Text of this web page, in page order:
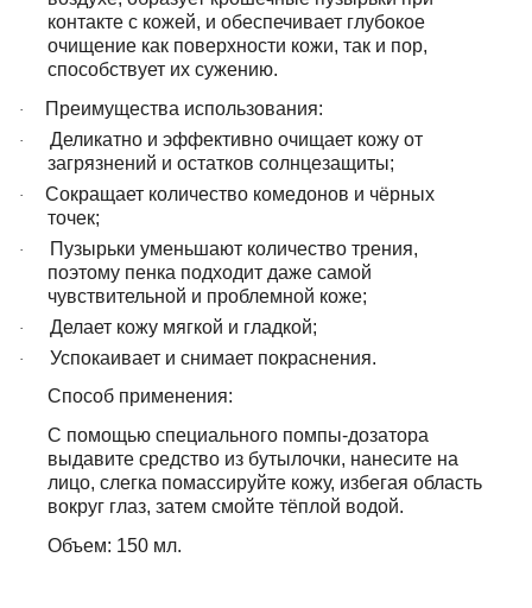
контакте с кожей, и обеспечивает глубокое
очищение как поверхности кожи, так и пор,
способствует их сужению.
· Преимущества использования:
·
Деликатно и эффективно очищает кожу от
загрязнений и остатков солнцезащиты;
·
Сокращает количество комедонов и чёрных
точек;
·
Пузырьки уменьшают количество трения,
поэтому пенка подходит даже самой
чувствительной и проблемной коже;
· Делает кожу мягкой и гладкой;
·
Успокаивает и снимает покраснения.
Способ применения:
С помощью специального помпы-дозатора
выдавите средство из бутылочки, нанесите на
лицо, слегка помассируйте кожу, избегая область
вокруг глаз, затем смойте тёплой водой.
Объем: 150 мл.